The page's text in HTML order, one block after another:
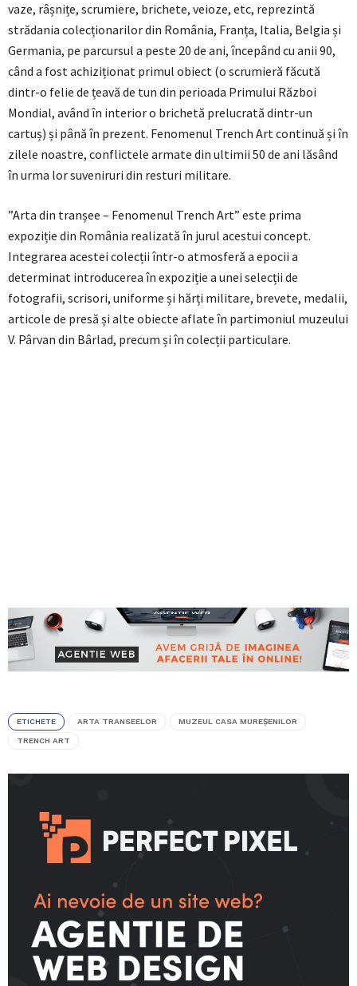
vaze, râșnițe, scrumiere, brichete, veioze, etc, reprezintă
strădania colecționarilor din România, Franța, Italia, Belgia și
Germania, pe parcursul a peste 20 de ani, începând cu anii 90,
când a fost achiziționat primul obiect (o scrumieră făcută
dintr-o felie de țeavă de tun din perioada Primului Război
Mondial, având în interior o brichetă prelucrată dintr-un
cartuș) și până în prezent. Fenomenul Trench Art continuă și în
zilele noastre, conflictele armate din ultimii 50 de ani lăsând
în urma lor suveniruri din resturi militare.
”Arta din tranșee – Fenomenul Trench Art” este prima
expoziție din România realizată în jurul acestui concept.
Integrarea acestei colecții într-o atmosferă a epocii a
determinat introducerea în expoziție a unei selecții de
fotografii, scrisori, uniforme și hărți militare, brevete, medalii,
articole de presă și alte obiecte aflate în partimoniul muzeului
V. Pârvan din Bârlad, precum și în colecții particulare.
ETICHETE ARTA TRANSEELOR MUZEUL CASA MUREŞENILOR
TRENCH ART